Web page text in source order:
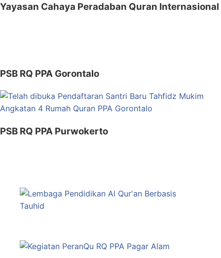
Yayasan Cahaya Peradaban Quran Internasional
PSB RQ PPA Gorontalo
PSB RQ PPA Purwokerto